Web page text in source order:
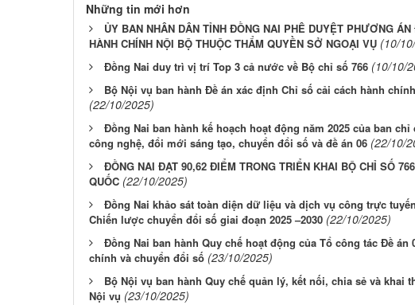
Những tin mới hơn
ỦY BAN NHÂN DÂN TỈNH ĐỒNG NAI PHÊ DUYỆT PHƯƠNG
HÀNH CHÍNH NỘI BỘ THUỘC THẨM QUYỀN SỞ NGOẠI VỤ (10/
Đồng Nai duy trì vị trí Top 3 cả nước về Bộ chỉ số 766 (10/10/
Bộ Nội vụ ban hành Đề án xác định Chỉ số cải cách hành
(22/10/2025)
Đồng Nai ban hành kế hoạch hoạt động năm 2025 của ban
công nghệ, đổi mới sáng tạo, chuyển đổi số và đề án 06 (22/10/
ĐỒNG NAI ĐẠT 90,62 ĐIỂM TRONG TRIỂN KHAI BỘ CHỈ SỐ
QUỐC (22/10/2025)
Đồng Nai khảo sát toàn diện dữ liệu và dịch vụ công trực
Chiến lược chuyển đổi số giai đoạn 2025 –2030 (22/10/2025)
Đồng Nai ban hành Quy chế hoạt động của Tổ công tác Đề án
chính và chuyển đổi số (23/10/2025)
Bộ Nội vụ ban hành Quy chế quản lý, kết nối, chia sẻ và khai
Nội vụ (23/10/2025)